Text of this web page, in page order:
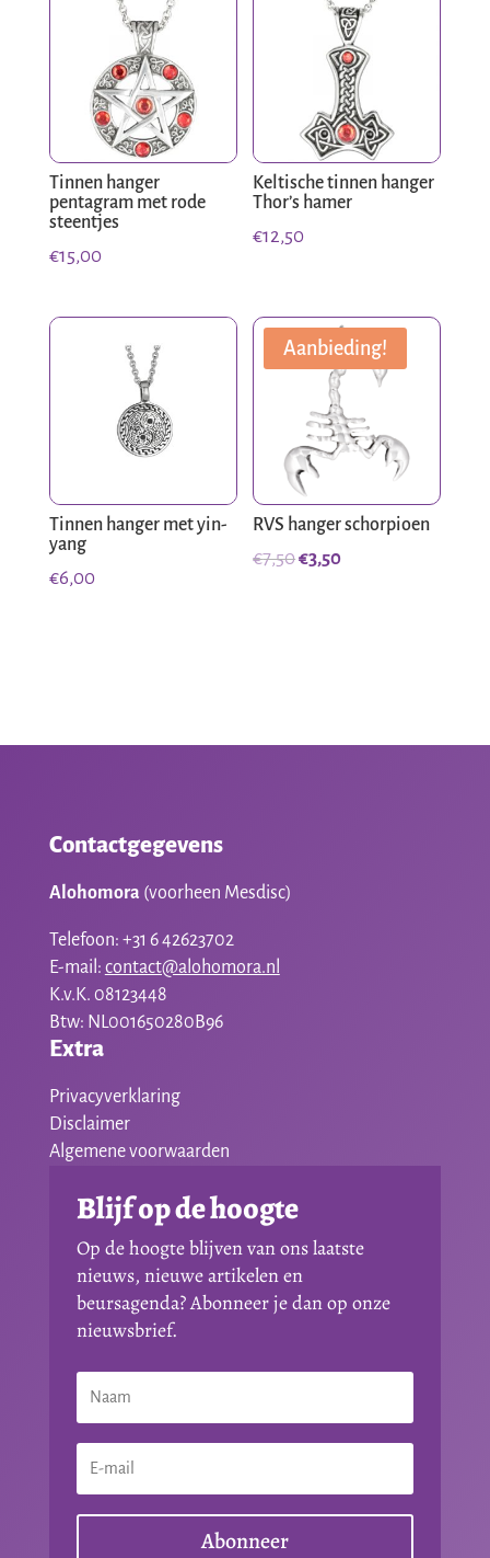
Tinnen hanger
pentagram met rode
steentjes
€15,00
Keltische tinnen hanger
Thor’s hamer
€12,50
Tinnen hanger met yin-
yang
€6,00
Aanbieding!
RVS hanger schorpioen
€7,50Oorspronkelijke
€3,50Huidige
Contactgegevens
Alohomora (voorheen Mesdisc)
Telefoon: +31 6 42623702
E-mail: contact@alohomora.nl
K.v.K. 08123448
Btw: NL001650280B96
Extra
Privacyverklaring
Disclaimer
Algemene voorwaarden
Blijf op de hoogte
Op de hoogte blijven van ons laatste
nieuws, nieuwe artikelen en
beursagenda? Abonneer je dan op onze
nieuwsbrief.
Abonneer